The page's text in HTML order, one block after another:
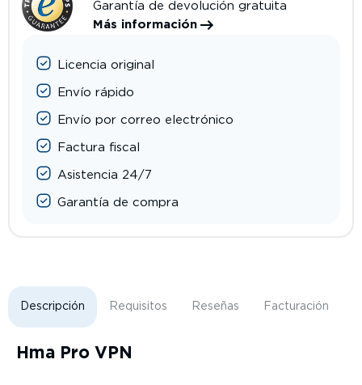
Garantía de devolución gratuita
Más información
Licencia original
Envío rápido
Envío por correo electrónico
Factura fiscal
Asistencia 24/7
Garantía de compra
Descripción Requisitos Reseñas Facturación
Hma Pro VPN